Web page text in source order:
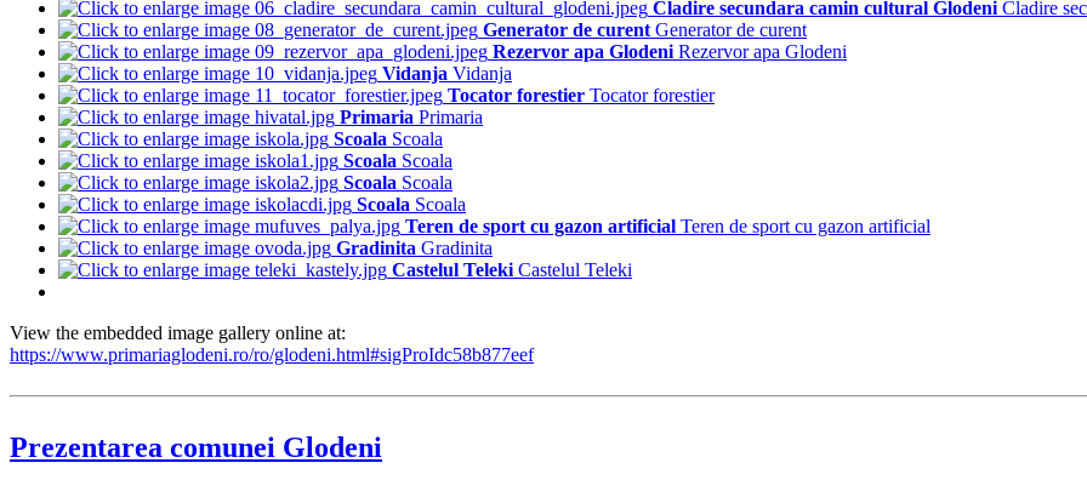
Cladire secundara camin cultural Glodeni Cladire
Generator de curent Generator de curent
Rezervor apa Glodeni Rezervor apa Glodeni
Vidanja Vidanja
Tocator forestier Tocator forestier
Primaria Primaria
Scoala Scoala
Scoala Scoala
Scoala Scoala
Scoala Scoala
Teren de sport cu gazon artificial Teren de sport cu gazon artificial
Gradinita Gradinita
Castelul Teleki Castelul Teleki
View the embedded image gallery online at:
https://www.primariaglodeni.ro/ro/glodeni.html#sigProIdc58b877eef
Prezentarea comunei Glodeni